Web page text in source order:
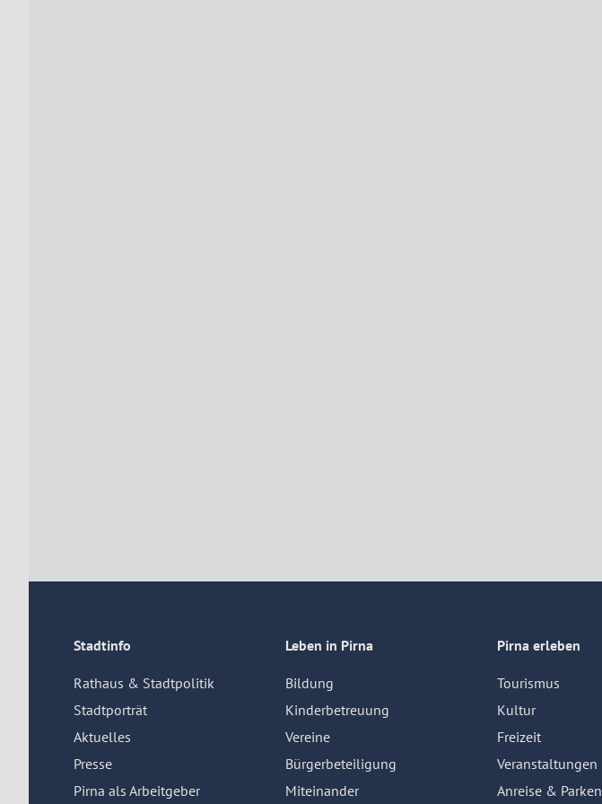
Stadtinfo
Rathaus & Stadtpolitik
Stadtporträt
Aktuelles
Presse
Pirna als Arbeitgeber
Leben in Pirna
Bildung
Kinderbetreuung
Vereine
Bürgerbeteiligung
Miteinander
Pirna erleben
Tourismus
Kultur
Freizeit
Veranstaltungen
Anreise & Parken